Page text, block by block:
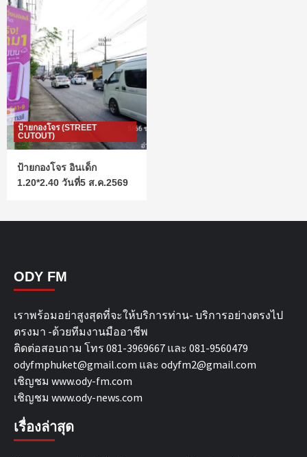
ป้ายกองโจร (STREET
CUTOUT)
ป้ายกองโจร อินเด็ก
1.20*2.40 วันที่5 ส.ค.2569
ODY FM
เราพร้อมอย่าสูงสุดที่จะให้บริการท่าน- บริการอย่างตรงไป
ตรงมา -ด้วยทีมงานมืออาชีพ
ติดต่อสอบถาม โทร 081-3969667 และ 081-9560479
odyfmphuket@gmail.com และ odyfm2@gmail.com
เชิญชม www.ody-fm.com
เชิญชม www.ody-news.com
เรื่องล่าสุด